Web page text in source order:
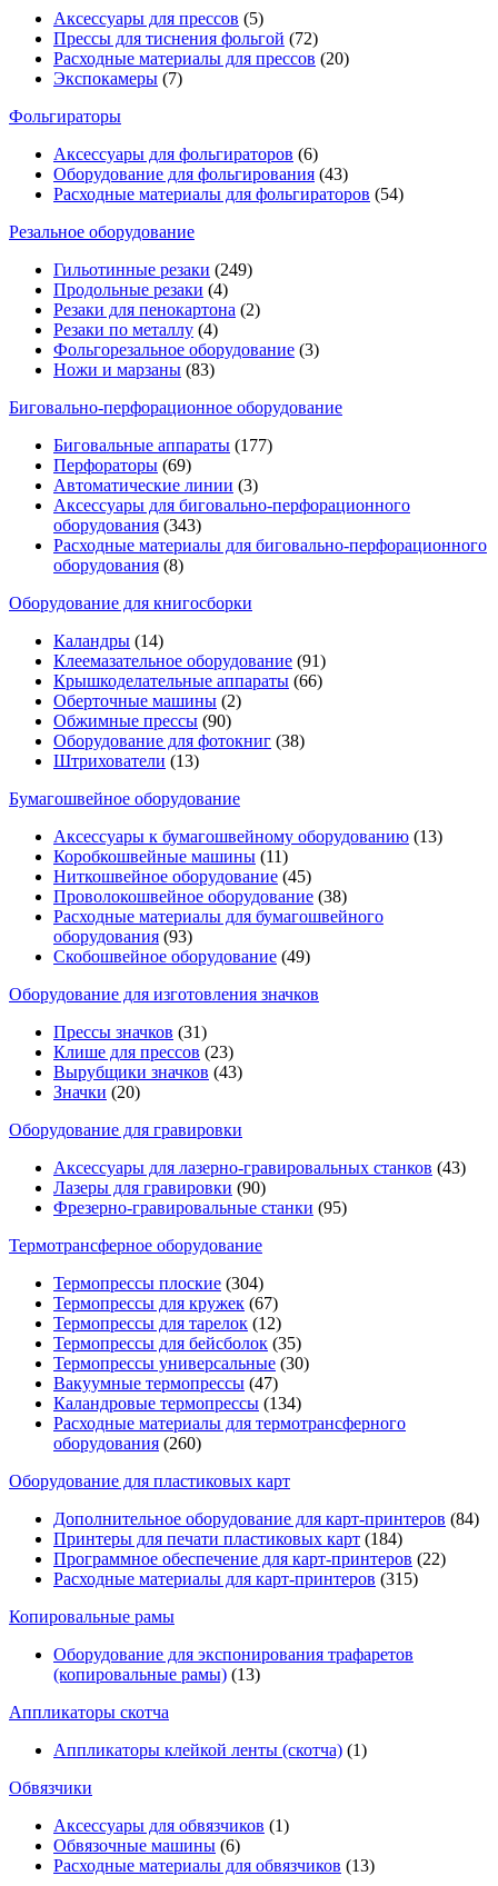
Аксессуары для прессов (5)
Прессы для тиснения фольгой (72)
Расходные материалы для прессов (20)
Экспокамеры (7)
Фольгираторы
Аксессуары для фольгираторов (6)
Оборудование для фольгирования (43)
Расходные материалы для фольгираторов (54)
Резальное оборудование
Гильотинные резаки (249)
Продольные резаки (4)
Резаки для пенокартона (2)
Резаки по металлу (4)
Фольгорезальное оборудование (3)
Ножи и марзаны (83)
Биговально-перфорационное оборудование
Биговальные аппараты (177)
Перфораторы (69)
Автоматические линии (3)
Аксессуары для биговально-перфорационного
оборудования (343)
Расходные материалы для биговально-перфорационного
оборудования (8)
Оборудование для книгосборки
Каландры (14)
Клеемазательное оборудование (91)
Крышкоделательные аппараты (66)
Оберточные машины (2)
Обжимные прессы (90)
Оборудование для фотокниг (38)
Штрихователи (13)
Бумагошвейное оборудование
Аксессуары к бумагошвейному оборудованию (13)
Коробкошвейные машины (11)
Ниткошвейное оборудование (45)
Проволокошвейное оборудование (38)
Расходные материалы для бумагошвейного
оборудования (93)
Скобошвейное оборудование (49)
Оборудование для изготовления значков
Прессы значков (31)
Клише для прессов (23)
Вырубщики значков (43)
Значки (20)
Оборудование для гравировки
Аксессуары для лазерно-гравировальных станков (43)
Лазеры для гравировки (90)
Фрезерно-гравировальные станки (95)
Термотрансферное оборудование
Термопрессы плоские (304)
Термопрессы для кружек (67)
Термопрессы для тарелок (12)
Термопрессы для бейсболок (35)
Термопрессы универсальные (30)
Вакуумные термопрессы (47)
Каландровые термопрессы (134)
Расходные материалы для термотрансферного
оборудования (260)
Оборудование для пластиковых карт
Дополнительное оборудование для карт-принтеров (84)
Принтеры для печати пластиковых карт (184)
Программное обеспечение для карт-принтеров (22)
Расходные материалы для карт-принтеров (315)
Копировальные рамы
Оборудование для экспонирования трафаретов
(копировальные рамы) (13)
Аппликаторы скотча
Аппликаторы клейкой ленты (скотча) (1)
Обвязчики
Аксессуары для обвязчиков (1)
Обвязочные машины (6)
Расходные материалы для обвязчиков (13)